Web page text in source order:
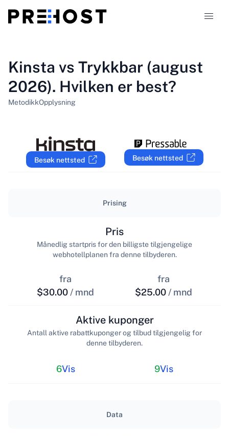
Sammenligninger
Kinsta vs Trykkbar (august
2026). Hvilken er best?
MetodikkOpplysning
Besøk nettsted Besøk nettsted
Prising
fra
$30.00 / mnd
Pris
Månedlig startpris for den billigste tilgjengelige
webhotellplanen fra denne tilbyderen.
fra
$25.00 / mnd
6Vis
Aktive kuponger
Antall aktive rabattkuponger og tilbud tilgjengelig for
denne tilbyderen.
9Vis
Data